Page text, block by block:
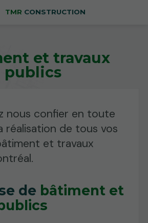
TMR CONSTRUCTION
et travaux
publics
nous confier en toute
réalisation de tous vos
et travaux
de bâtiment et